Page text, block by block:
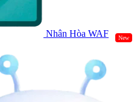
Nhân Hòa WAF New